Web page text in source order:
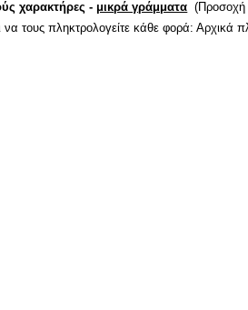
χαρακτήρες - μικρά γράμματα (Προσοχή
τους πληκτρολογείτε κάθε φορά: Αρχικά